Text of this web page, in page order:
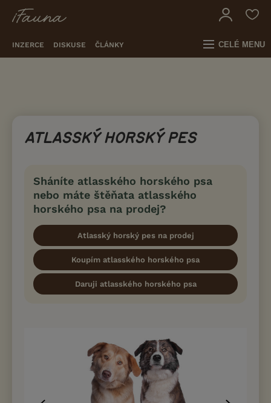
INZERCE DISKUSE ČLÁNKY CELÉ MENU
ATLASSKÝ HORSKÝ PES
Sháníte atlasského horského psa
nebo máte štěňata atlasského
horského psa na prodej?
Atlasský horský pes na prodej
Koupím atlasského horského psa
Daruji atlasského horského psa